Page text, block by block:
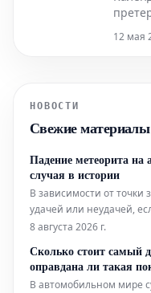
12 мая
НОВОСТИ
Свежие материалы
Падение метеорита
случая в истории
В зависимости от точки
удачей или неудачей,
останется после
ездит более 1,644
8 августа 2026 г.
Сколько стоит самый
оправдана ли такая
В автомобильном мире